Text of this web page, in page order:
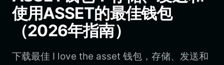
ภาษาไทย
Português (Brasil)
使用ASSET的最佳钱包
（2026年指南）
下载最佳 I love the asset 钱包，存储、发送和